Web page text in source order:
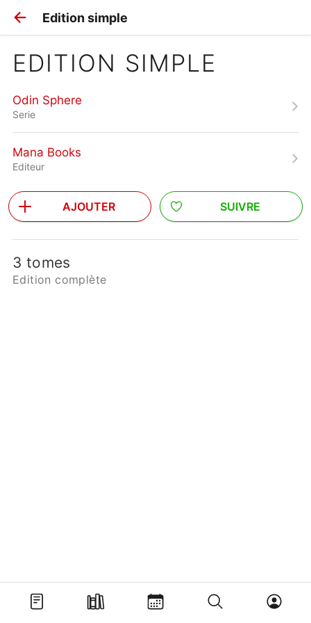
Edition simple
EDITION SIMPLE
Odin Sphere
Serie
Mana Books
Editeur
AJOUTER SUIVRE
3 tomes
Edition complète